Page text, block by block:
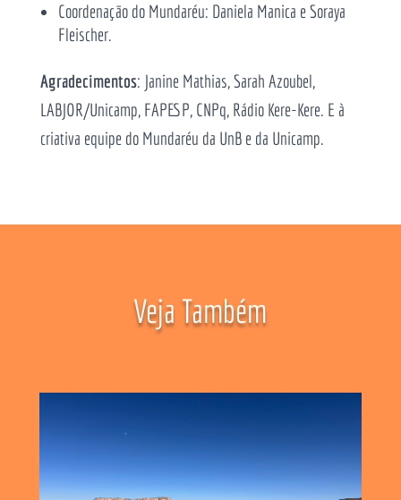
Coordenação do Mundaréu: Daniela Manica e Soraya
Fleischer.
Agradecimentos: Janine Mathias, Sarah Azoubel,
LABJOR/Unicamp, FAPESP, CNPq, Rádio Kere-Kere. E à
criativa equipe do Mundaréu da UnB e da Unicamp.
Veja Também